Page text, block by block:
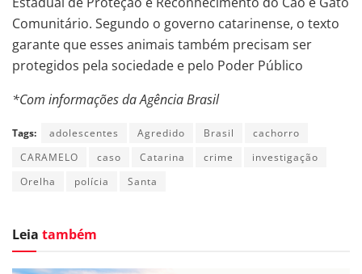
Comunitário. Segundo o governo catarinense, o texto
garante que esses animais também precisam ser
protegidos pela sociedade e pelo Poder Público
*Com informações da Agência Brasil
Tags: adolescentes Agredido Brasil
cachorro
CARAMELO
caso Catarina crime
investigação
Orelha
polícia Santa
Leia também